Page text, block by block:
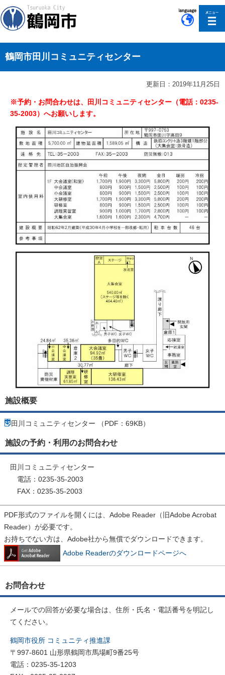
鶴岡市田川コミュニティセンター
更新日：2019年11月25日
※予約・お問合わせは、田川コミュニティセンター（電話：0235-
35-2003）へお願いします。
施設概要
田川コミュニティセンター （PDF：69KB）
施設の予約・利用のお問合わせ
田川コミュニティセンター
電話：0235-35-2003
FAX：0235-35-2003
PDF形式のファイルを開くには、Adobe Reader（旧Adobe Acrobat
Reader）が必要です。
お持ちでない方は、Adobe社から無償でダウンロードできます。
Adobe Readerのダウンロードページへ
お問合わせ
メールでの回答が必要な場合は、住所・氏名・電話番号を明記し
てください。
鶴岡市役所 コミュニティ推進課
〒997-8601 山形県鶴岡市馬場町9番25号
電話：0235-35-1203